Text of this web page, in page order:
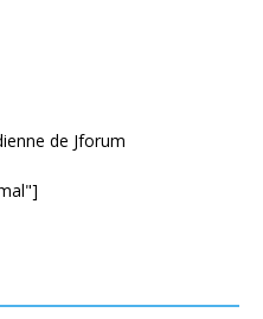
de Jforum